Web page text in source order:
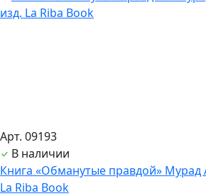
Арт. 09193
В наличии
Книга «Обманутые правдой» Мурад
La Riba Book